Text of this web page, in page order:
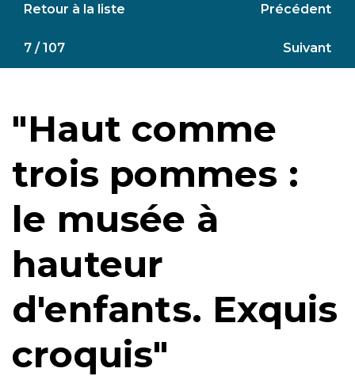
Retour à la liste Précédent
7 / 107 Suivant
"Haut comme
trois pommes :
le musée à
hauteur
d'enfants. Exquis
croquis"